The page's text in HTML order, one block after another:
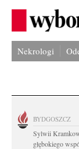
Nekrologi
BYDGOSZCZ
Sylwii
głębokiego